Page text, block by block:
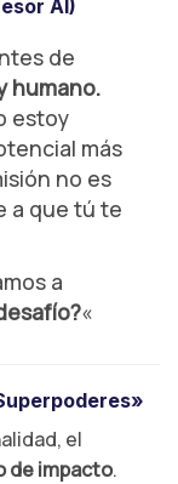
AI)
de
humano.
estoy
más
no es
a que tú te
a
«
el
de impacto.